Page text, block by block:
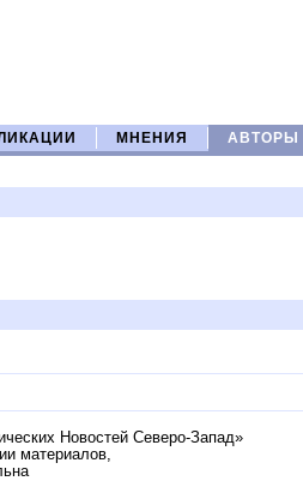
МНЕНИЯ АВТОРЫ
Новостей Северо-Запад»
материалов,